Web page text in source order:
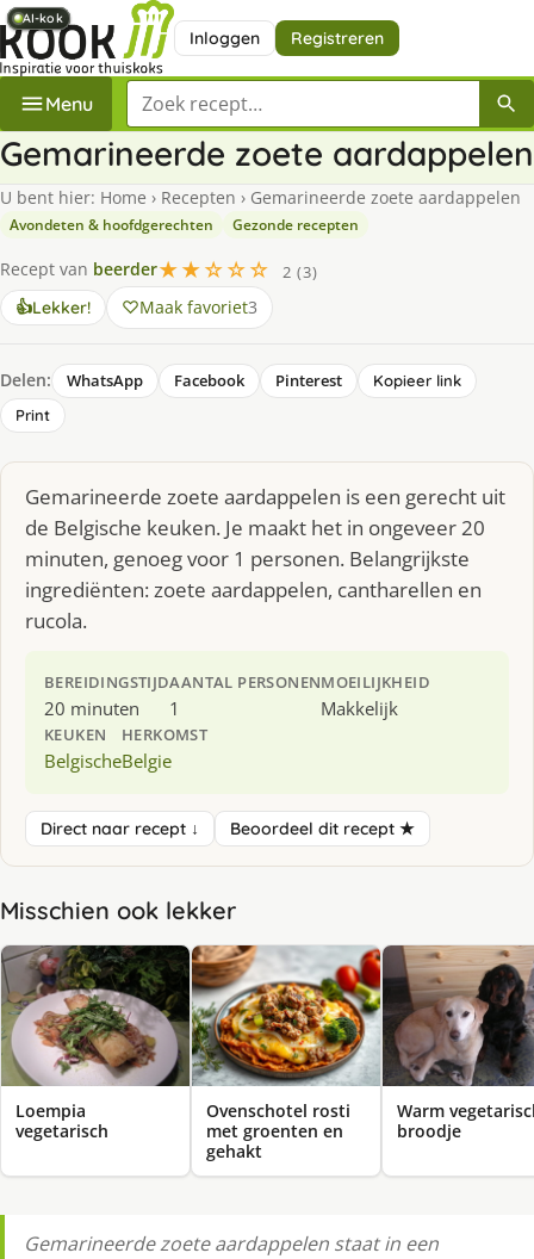
Inloggen Registreren
Menu Zoek een recept
Gemarineerde zoete aardappelen
U bent hier: Home › Recepten › Gemarineerde zoete aardappelen
Avondeten & hoofdgerechten Gezonde recepten
Recept van beerder★★☆☆☆
2 (3)
👍Lekker! Maak favoriet3
Delen: WhatsApp Facebook Pinterest
Kopieer link
Print
Gemarineerde zoete aardappelen is een gerecht uit
de Belgische keuken. Je maakt het in ongeveer 20
minuten, genoeg voor 1 personen. Belangrijkste
ingrediënten: zoete aardappelen, cantharellen en
rucola.
BEREIDINGSTIJD
20 minuten
AANTAL PERSONEN
1
MOEILIJKHEID
Makkelijk
KEUKEN
Belgische
HERKOMST
Belgie
Direct naar recept ↓ Beoordeel dit recept ★
Misschien ook lekker
Loempia
vegetarisch
AI-kok
Ovenschotel rosti
met groenten en
gehakt
Warm
broodje
AI-kok
AI-kok
AI-kok
AI-kok
Gemarineerde zoete aardappelen staat in een